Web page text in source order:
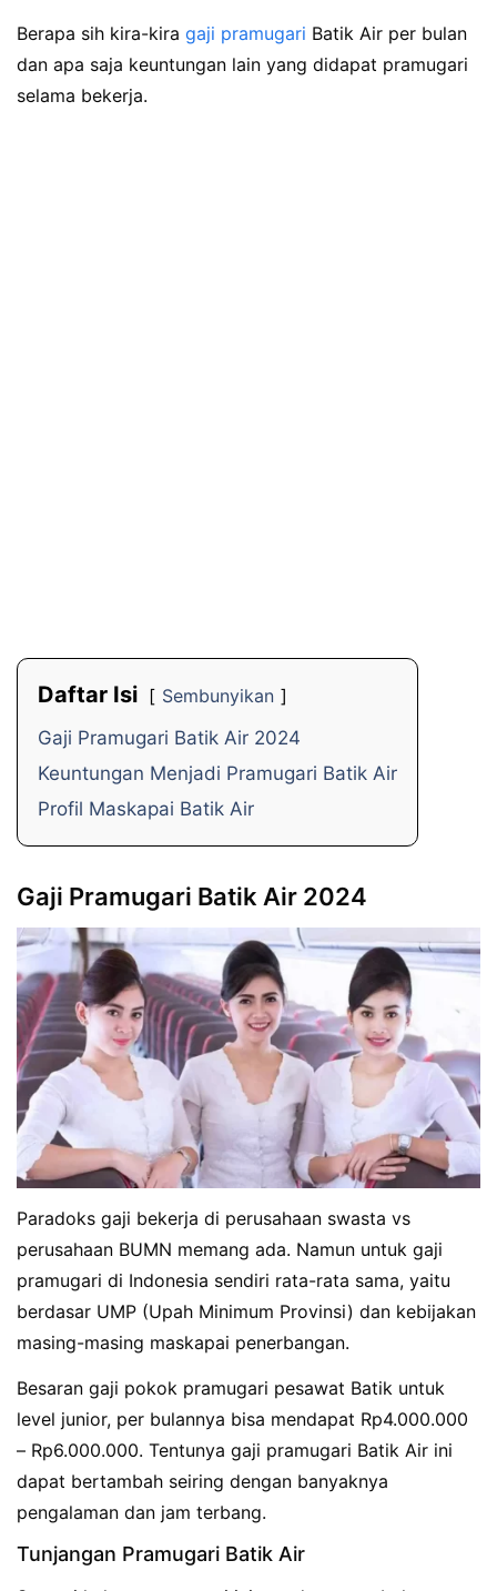
Berapa sih kira-kira gaji pramugari Batik Air per bulan
dan apa saja keuntungan lain yang didapat pramugari
selama bekerja.
Daftar Isi
Sembunyikan
Gaji Pramugari Batik Air 2024
Keuntungan Menjadi Pramugari Batik Air
Profil Maskapai Batik Air
Gaji Pramugari Batik Air 2024
Paradoks gaji bekerja di perusahaan swasta vs
perusahaan BUMN memang ada. Namun untuk gaji
pramugari di Indonesia sendiri rata-rata sama, yaitu
berdasar UMP (Upah Minimum Provinsi) dan kebijakan
masing-masing maskapai penerbangan.
Besaran gaji pokok pramugari pesawat Batik untuk
level junior, per bulannya bisa mendapat Rp4.000.000
– Rp6.000.000. Tentunya gaji pramugari Batik Air ini
dapat bertambah seiring dengan banyaknya
pengalaman dan jam terbang.
Tunjangan Pramugari Batik Air